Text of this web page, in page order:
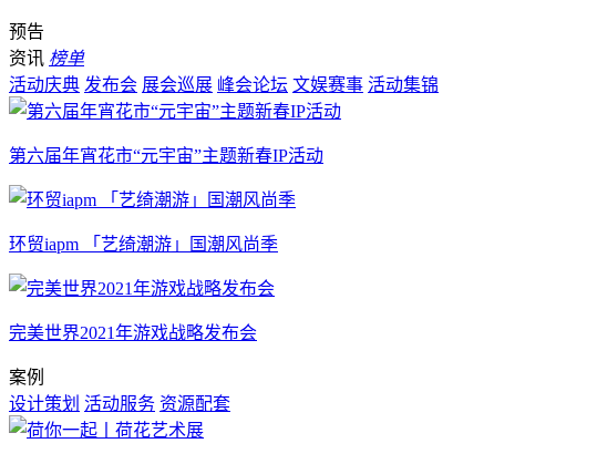
预告
资讯 榜单
活动庆典 发布会 展会巡展 峰会论坛 文娱赛事 活动集锦
第六届年宵花市“元宇宙”主题新春IP活动
环贸iapm 「艺绮潮游」国潮风尚季
完美世界2021年游戏战略发布会
案例
设计策划 活动服务 资源配套